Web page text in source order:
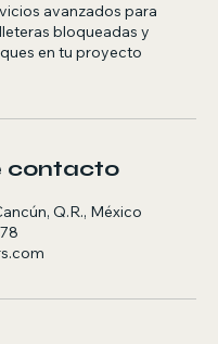
avanzados para
bloqueadas y
en tu proyecto
contacto
Q.R., México